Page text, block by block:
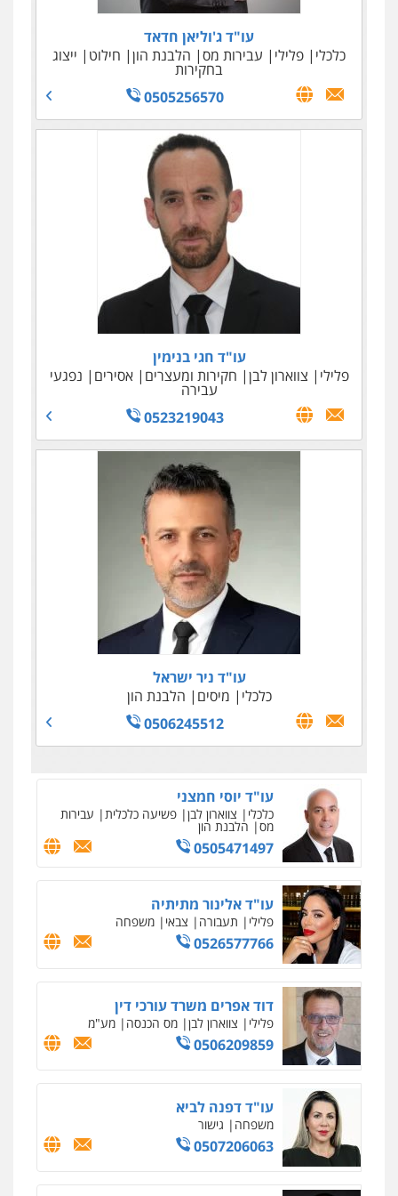
עו"ד ג'וליאן חדאד
כלכלי
פלילי עבירות מס הלבנת הון חילוט ייצוג
בחקירות
0505256570
עו"ד חגי בנימין
פלילי
צווארון לבן חקירות ומעצרים אסירים נפגעי
עבירה
0523219043
עו"ד ניר ישראל
כלכלי
מיסים
הלבנת הון
0506245512
גולדמן ושות' – משרד עו"ד
עבירות מס
036966733
עו"ד שאדי סרוג'י
צבאי
עורכי דין לענייני אסירים
0525450255
עו"ד אלי סרור
פשיטות רגל
אזרחי
0522614884
עו"ד טליה גרידיש
צבאי
עורכי דין לענייני אסירים
0523307111
עו"ד יוסי חמצני
כלכלי צווארון לבן פשיעה כלכלית עבירות
מס הלבנת הון
0505471497
עו"ד אלינור מתיתיה
פלילי תעבורה צבאי משפחה
0526577766
דוד אפרים משרד עורכי דין
פלילי צווארון לבן מס הכנסה מע"מ
0506209859
עו"ד דפנה לביא
משפחה גישור
0507206063